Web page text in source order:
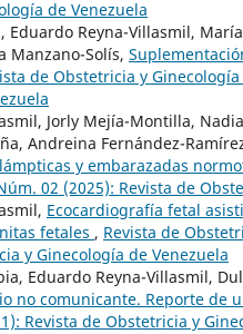
de Venezuela
Eduardo Reyna-Villasmil,
Manzano-Solís,
de Obstetricia y
Jorly Mejía-Montilla,
Andreina Fernández-
y embarazadas
02 (2025): Revista de
Ecocardiografía fetal
fetales , Revista de
y Ginecología de Venezuela
Eduardo Reyna-Villasmil,
no comunicante. Reporte de
Revista de Obstetricia y